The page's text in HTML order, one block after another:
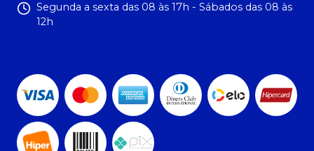
Segunda a sexta das 08 às 17h - Sábados das 08 às
12h